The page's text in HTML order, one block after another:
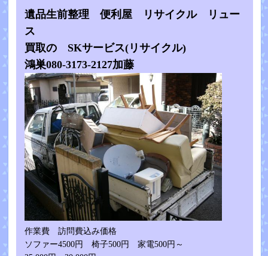
遺品生前整理 便利屋 リサイクル リュー
ス
買取の SKサービス(リサイクル)
鴻巣080-3173-2127加藤
作業費 訪問費込み価格
ソファー4500円 椅子500円 家電500円～